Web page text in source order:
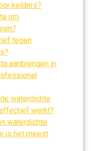
kelders?
om
tegen
aanbrengen in
waterdichte
werkt?
waterdichte
is het meest